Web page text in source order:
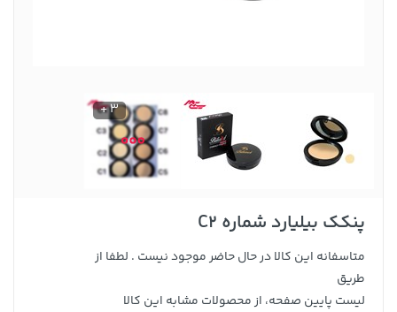
3 +
پنکک بیلیارد شماره C2
متاسفانه این کالا در حال حاضر موجود نیست . لطفا از
طریق
لیست پایین صفحه، از محصولات مشابه این کالا